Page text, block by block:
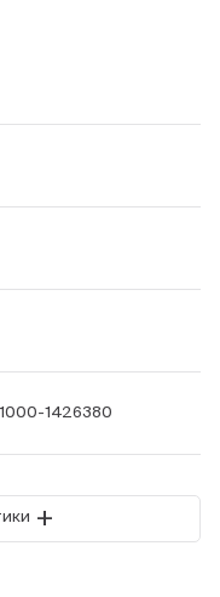
1426380
+